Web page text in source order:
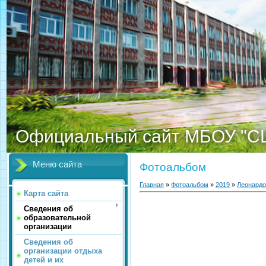
Официальный сайт МБОУ
Меню сайта
Карта сайта
Сведения об
образовательной
организации
Сведения об
организации отдыха
детей и их
Фотоальбом
Главная » Фотоальбом » 2019 » Леонардо